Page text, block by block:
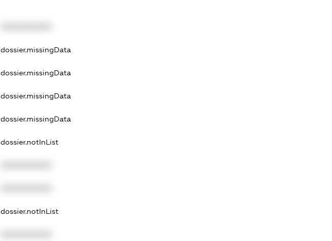
dossier.missingData
dossier.missingData
dossier.missingData
dossier.missingData
dossier.notInList
dossier.notInList